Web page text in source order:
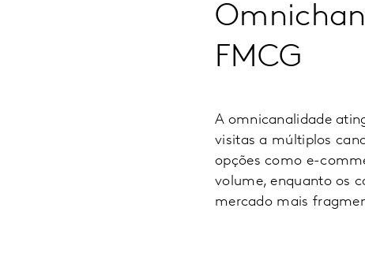
FMCG
A omnicanalidade
visitas a múltiplos
opções como e-
volume, enquanto os
mercado mais